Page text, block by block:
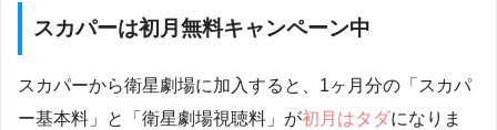
スカパーは初月無料キャンペーン中
スカパーから衛星劇場に加入すると、1ヶ月分の「スカパ
ー基本料」と「衛星劇場視聴料」が初月はタダになりま